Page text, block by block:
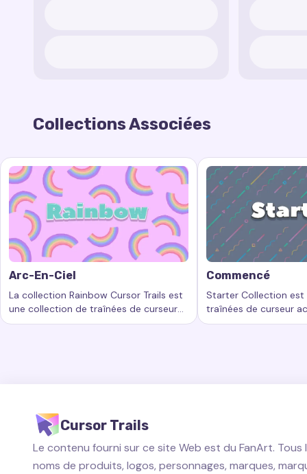
Collections Associées
Arc-En-Ciel
La collection Rainbow Cursor Trails est
une collection de traînées de curseur
passionnantes qui ajoutent un nouveau
Mots-clés :Arc-en-ciel, traînées de curseur
Commencé
Starter Collection
traînées de curseur
ajoutent un nouveau
Mots-clés :
Cursor Trails
Le contenu fourni sur ce site Web est du FanArt. Tous
noms de produits, logos, personnages, marques,